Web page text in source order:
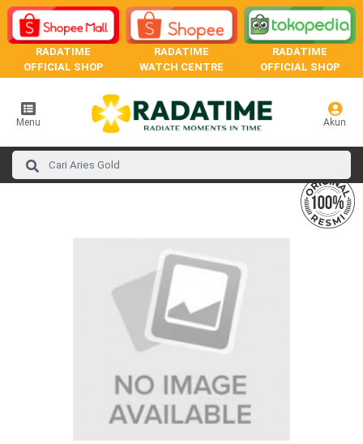
RADATIME
OFFICIAL SHOP
RADATIME
WATCH CENTRE
RADATIME
OFFICIAL SHOP
Menu Akun